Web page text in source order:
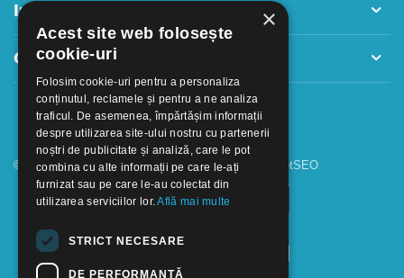
Informatii
Contact
© 2018 - 2026 GOOFFICE. Realizat si configurat netSEO
×
Acest site web folosește
cookie-uri
Folosim cookie-uri pentru a personaliza
conținutul, reclamele și pentru a ne analiza
traficul. De asemenea, împărtășim informații
despre utilizarea site-ului nostru cu partenerii
noștri de publicitate și analiză, care le pot
combina cu alte informații pe care le-ați
furnizat sau pe care le-au colectat din
utilizarea serviciilor lor.Află mai multe
STRICT NECESARE
DE PERFORMANȚĂ